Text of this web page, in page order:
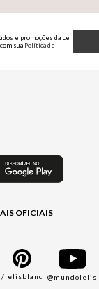
e promoções da Le
sua Política de
OFICIAIS
/lelisblanc @mundolelis